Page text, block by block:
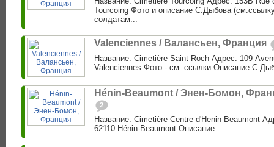
Tourcoing Фото и описание С.Дыбова
солдатам...
Valenciennes / Валансьен, Франция
Название: Cimetière Saint Roch Адрес: 109
Valenciennes Фото - см. ссылки Описание
Hénin-Beaumont / Энен-Бомон,
2
Название: Cimetière Centre d'Henin Beaumont
62110 Hénin-Beaumont Описание...